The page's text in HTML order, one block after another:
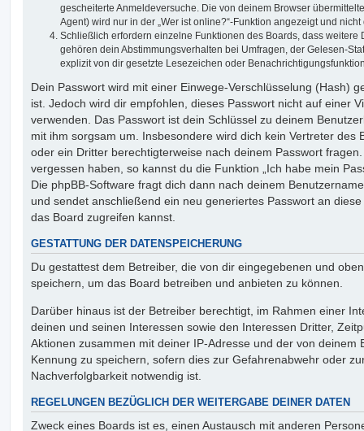
gescheiterte Anmeldeversuche. Die von deinem Browser
Agent) wird nur in der „Wer ist online?“-Funktion angezeigt und
Schließlich erfordern einzelne Funktionen des Boards, dass weitere
gehören dein Abstimmungsverhalten bei Umfragen, der Gelesen-
explizit von dir gesetzte Lesezeichen oder
Dein Passwort wird mit einer Einwege-Verschlüsselung (Hash)
ist. Jedoch wird dir empfohlen, dieses Passwort nicht auf einer
verwenden. Das Passwort ist dein Schlüssel zu deinem
mit ihm sorgsam um. Insbesondere wird dich kein Vertreter des
oder ein Dritter berechtigterweise nach deinem Passwort
vergessen haben, so kannst du die Funktion „Ich habe mein
Die phpBB-Software fragt dich dann nach deinem
und sendet anschließend ein neu generiertes Passwort an
das Board zugreifen kannst.
GESTATTUNG DER DATENSPEICHERUNG
Du gestattest dem Betreiber, die von dir eingegebenen und
speichern, um das Board betreiben und anbieten zu können.
Darüber hinaus ist der Betreiber berechtigt, im Rahmen einer
deinen und seinen Interessen sowie den Interessen Dritter,
Aktionen zusammen mit deiner IP-Adresse und der von deinem
Kennung zu speichern, sofern dies zur Gefahrenabwehr oder
Nachverfolgbarkeit notwendig ist.
REGELUNGEN BEZÜGLICH DER WEITERGABE DEINER DATEN
Zweck eines Boards ist es, einen Austausch mit anderen